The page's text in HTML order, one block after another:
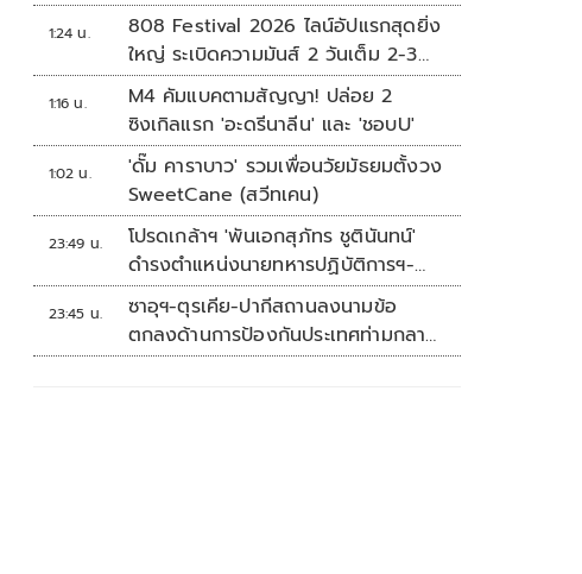
1:24 น.
808 Festival 2026 ไลน์อัปแรกสุดยิ่ง
ใหญ่ ระเบิดความมันส์ 2 วันเต็ม 2-3
ต.ค.นี้
1:16 น.
M4 คัมแบคตามสัญญา! ปล่อย 2
ซิงเกิลแรก 'อะดรีนาลีน' และ 'ชอบU'
1:02 น.
'ดั๊ม คาราบาว' รวมเพื่อนวัยมัธยมตั้งวง
SweetCane (สวีทเคน)
23:49 น.
โปรดเกล้าฯ 'พันเอกสุภัทร ชูตินันทน์'
ดำรงตำแหน่งนายทหารปฏิบัติการฯ-
พระราชทานยศ 'พลตรี'
23:45 น.
ซาอุฯ-ตุรเคีย-ปากีสถานลงนามข้อ
ตกลงด้านการป้องกันประเทศท่ามกลาง
สงครามในภูมิภาค